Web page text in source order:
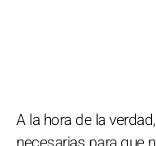
A la hora de la